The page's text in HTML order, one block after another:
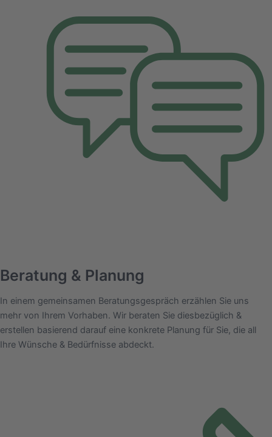
Beratung & Planung
In einem gemeinsamen Beratungsgespräch erzählen Sie uns
mehr von Ihrem Vorhaben. Wir beraten Sie diesbezüglich &
erstellen basierend darauf eine konkrete Planung für Sie, die all
Ihre Wünsche & Bedürfnisse abdeckt.